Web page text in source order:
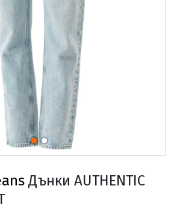
Дънки AUTHENTIC